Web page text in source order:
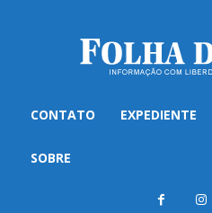
CONTATO EXPEDIENTE
SOBRE